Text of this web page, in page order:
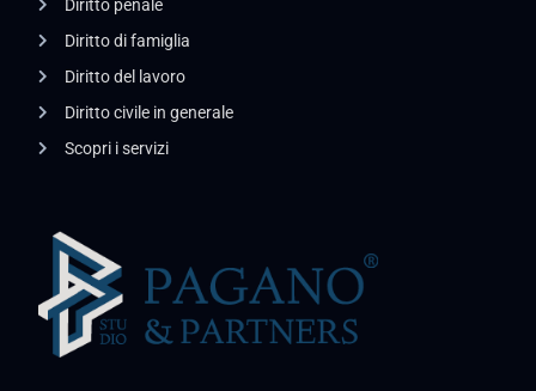
Diritto penale
Diritto di famiglia
Diritto del lavoro
Diritto civile in generale
Scopri i servizi